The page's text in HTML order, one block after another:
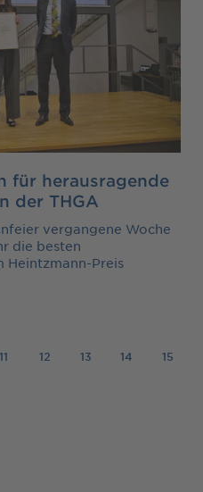
für herausragende
der THGA
vergangene Woche
die besten
Heintzmann-Preis
11 12 13 14 15